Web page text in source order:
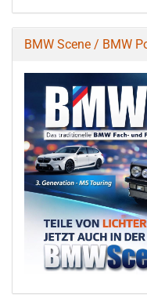
BMW Scene / BMW